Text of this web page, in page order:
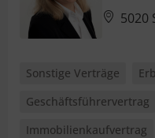
5020
Sonstige Verträge
Geschäftsführervertrag
Immobilienkaufvertrag